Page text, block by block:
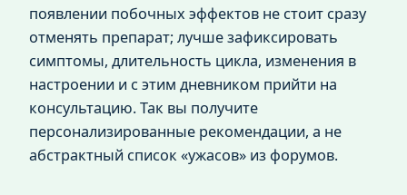
появлении побочных эффектов не стоит сразу
отменять препарат; лучше зафиксировать
симптомы, длительность цикла, изменения в
настроении и с этим дневником прийти на
консультацию. Так вы получите
персонализированные рекомендации, а не
абстрактный список «ужасов» из форумов.